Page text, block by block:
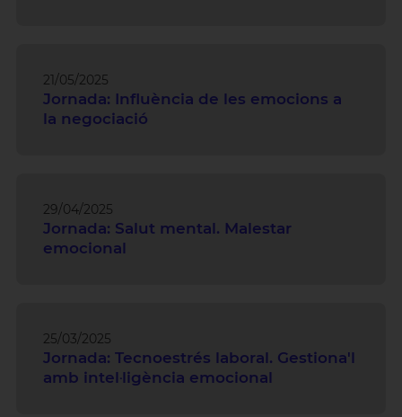
21/05/2025
Jornada: Influència de les emocions a
la negociació
29/04/2025
Jornada: Salut mental. Malestar
emocional
25/03/2025
Jornada: Tecnoestrés laboral. Gestiona'l
amb intel·ligència emocional